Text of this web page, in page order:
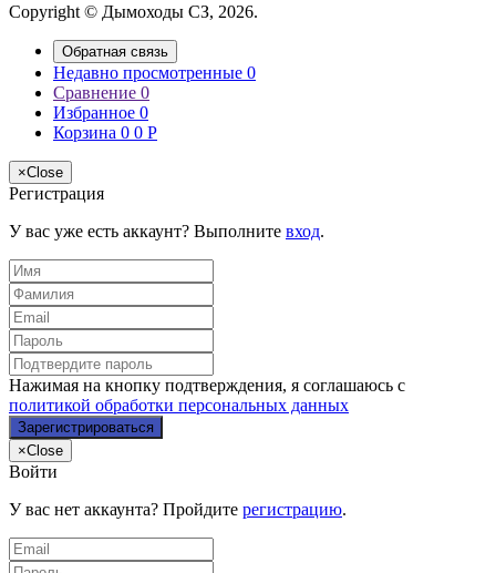
Copyright © Дымоходы СЗ, 2026.
Обратная связь
Недавно просмотренные 0
Сравнение 0
Избранное 0
Корзина 0 0 Р
×Close
Регистрация
У вас уже есть аккаунт? Выполните вход.
Нажимая на кнопку подтверждения, я соглашаюсь с
политикой обработки персональных данных
×Close
Войти
У вас нет аккаунта? Пройдите регистрацию.